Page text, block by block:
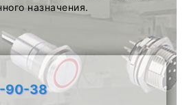
назначения.
90-38